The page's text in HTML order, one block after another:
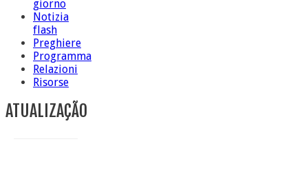
giorno
Notizia
flash
Preghiere
Programma
Relazioni
Risorse
ATUALIZAÇÃO